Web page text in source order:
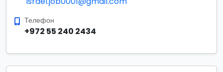
Телефон
+972 55 240 2434